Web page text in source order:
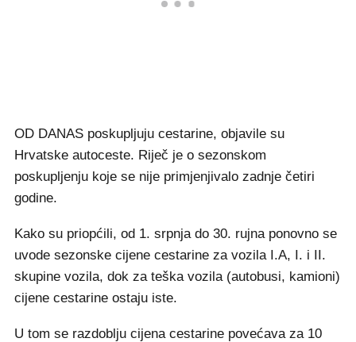
OD DANAS poskupljuju cestarine, objavile su
Hrvatske autoceste. Riječ je o sezonskom
poskupljenju koje se nije primjenjivalo zadnje četiri
godine.
Kako su priopćili, od 1. srpnja do 30. rujna ponovno se
uvode sezonske cijene cestarine za vozila I.A, I. i II.
skupine vozila, dok za teška vozila (autobusi, kamioni)
cijene cestarine ostaju iste.
U tom se razdoblju cijena cestarine povećava za 10